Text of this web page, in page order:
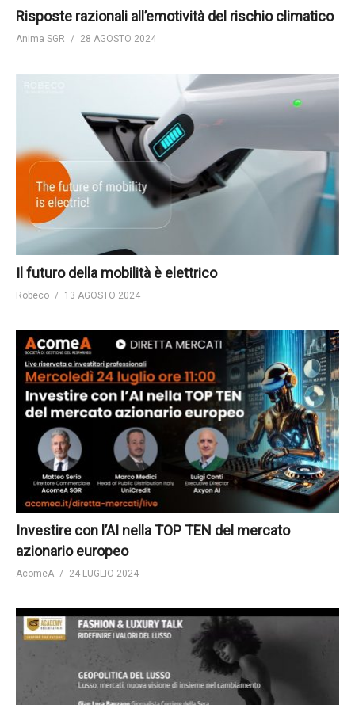
Risposte razionali all’emotività del rischio climatico
Anima SGR 28 AGOSTO 2024
Il futuro della mobilità è elettrico
Robeco 13 AGOSTO 2024
Investire con l’AI nella TOP TEN del mercato
azionario europeo
AcomeA 24 LUGLIO 2024